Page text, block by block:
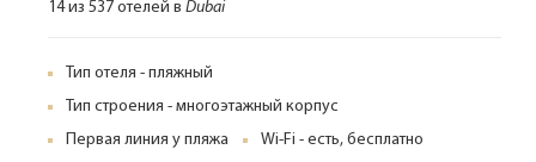
14 из 537 отелей в Dubai
Тип отеля - пляжный
Тип строения - многоэтажный корпус
Первая линия у пляжа
Wi-Fi - есть, бесплатно